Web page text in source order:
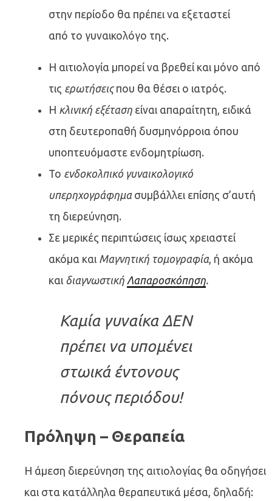
στην περίοδο θα πρέπει να εξεταστεί
από το γυναικολόγο της.
Η αιτιολογία μπορεί να βρεθεί και μόνο από
τις ερωτήσειςπου θα θέσει ο ιατρός.
Η κλινική εξέταση είναι απαραίτητη, ειδικά
στη δευτεροπαθή δυσμηνόρροια όπου
υποπτευόμαστε ενδομητρίωση.
Το ενδοκολπικό γυναικολογικό
υπερηχογράφημασυμβάλλει επίσης σ’αυτή
τη διερεύνηση.
Σε μερικές περιπτώσεις ίσως χρειαστεί
ακόμα και Μαγνητική τομογραφία, ή ακόμα
και διαγνωστική Λαπαροσκόπηση.
Καμία γυναίκα ΔΕΝ
πρέπει να υπομένει
στωικά έντονους
πόνους περιόδου!
Πρόληψη – Θεραπεία
Η άμεση διερεύνηση της αιτιολογίας θα οδηγήσει
και στα κατάλληλα θεραπευτικά μέσα, δηλαδή: